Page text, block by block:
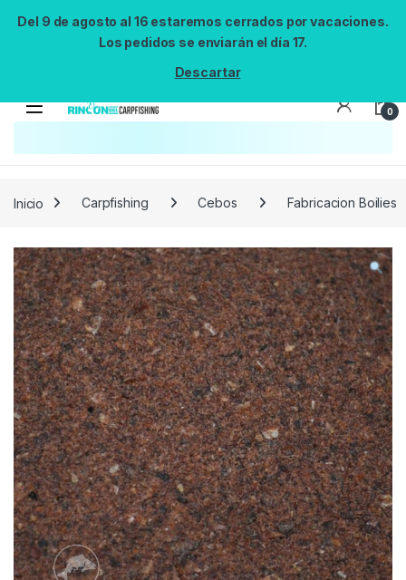
Del 9 de agosto al 16 estaremos cerrados por vacaciones.
Los pedidos se enviarán el día 17.
Descartar
0
No se pudo cargar el widget de búsqueda.
Inténtalo de nuevo.
Reintentar
Inicio Carpfishing Cebos Fabricacion Boilies